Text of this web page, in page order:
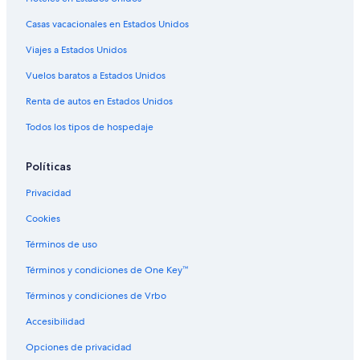
Hoteles 4 estrellas en Appenweier
Hoteles en Appenweier
Casas vacacionales en Estados Unidos
Viajes a Estados Unidos
Vuelos baratos a Estados Unidos
Renta de autos en Estados Unidos
Todos los tipos de hospedaje
Políticas
Privacidad
Cookies
Términos de uso
Términos y condiciones de One Key™
Términos y condiciones de Vrbo
Accesibilidad
Opciones de privacidad